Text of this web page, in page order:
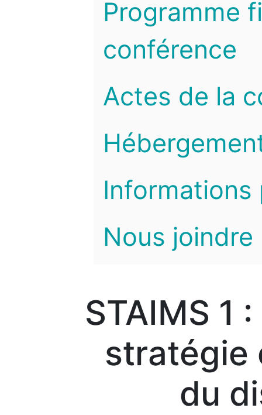
Programme
conférence
Actes de la
Informations
Nous joindre
STAIMS 1
stratégie
du